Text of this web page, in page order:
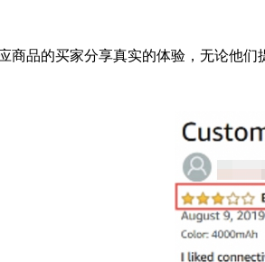
商品的买家分享真实的体验，无论他